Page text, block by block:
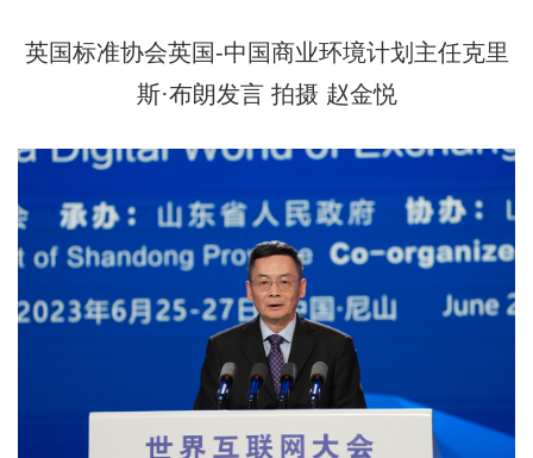
英国标准协会英国-中国商业环境计划主任克里
斯·布朗发言 拍摄 赵金悦